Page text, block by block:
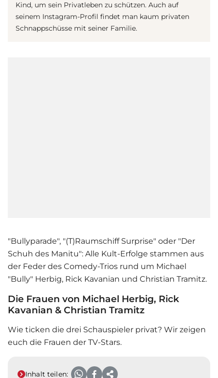
Kind, um sein Privatleben zu schützen. Auch auf
seinem Instagram-Profil findet man kaum privaten
Schnappschüsse mit seiner Familie.
"Bullyparade", "(T)Raumschiff Surprise" oder "Der
Schuh des Manitu": Alle Kult-Erfolge stammen aus
der Feder des Comedy-Trios rund um Michael
"Bully" Herbig, Rick Kavanian und Christian Tramitz.
Die Frauen von Michael Herbig, Rick
Kavanian & Christian Tramitz
Wie ticken die drei Schauspieler privat? Wir zeigen
euch die Frauen der TV-Stars.
Inhalt teilen: